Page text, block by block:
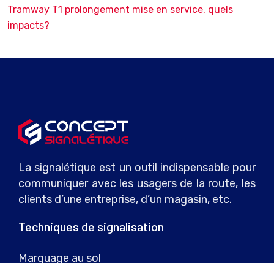
Tramway T1 prolongement mise en service, quels
impacts?
La signalétique est un outil indispensable pour
communiquer avec les usagers de la route, les
clients d’une entreprise, d’un magasin, etc.
Techniques de signalisation
Marquage au sol